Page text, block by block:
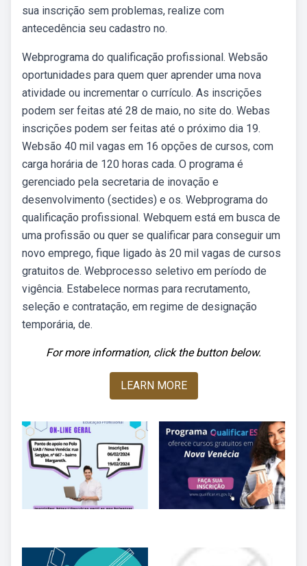
sua inscrição sem problemas, realize com
antecedência seu cadastro no.
Webprograma do qualificação profissional. Websão
oportunidades para quem quer aprender uma nova
atividade ou incrementar o currículo. As inscrições
podem ser feitas até 28 de maio, no site do. Webas
inscrições podem ser feitas até o próximo dia 19.
Websão 40 mil vagas em 16 opções de cursos, com
carga horária de 120 horas cada. O programa é
gerenciado pela secretaria de inovação e
desenvolvimento (sectides) e os. Webprograma do
qualificação profissional. Webquem está em busca de
uma profissão ou quer se qualificar para conseguir um
novo emprego, fique ligado às 20 mil vagas de cursos
gratuitos de. Webprocesso seletivo em período de
vigência. Estabelece normas para recrutamento,
seleção e contratação, em regime de designação
temporária, de.
For more information, click the button below.
LEARN MORE